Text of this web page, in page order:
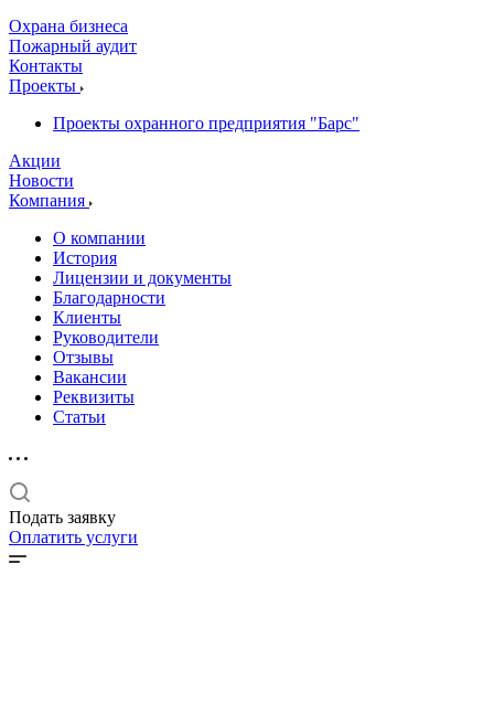
Охрана бизнеса
Пожарный аудит
Контакты
Проекты
Проекты охранного предприятия "Барс"
Акции
Новости
Компания
О компании
История
Лицензии и документы
Благодарности
Клиенты
Руководители
Отзывы
Вакансии
Реквизиты
Статьи
Подать заявку
Оплатить услуги